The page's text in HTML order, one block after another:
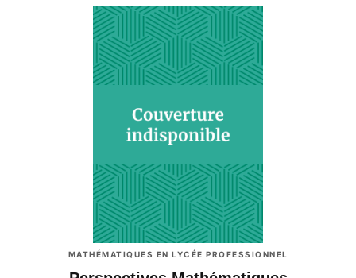
MATHÉMATIQUES EN LYCÉE PROFESSIONNEL